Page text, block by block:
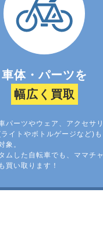
車体・パーツを
幅広く買取
パーツやウェア、アクセサリ
イトやボトルゲージなど)も
象。
ムした自転車でも、ママチャ
買い取ります！